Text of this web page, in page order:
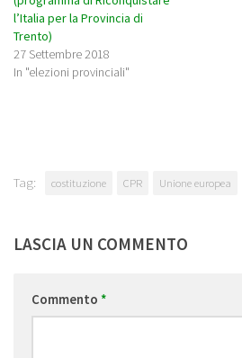
l’Italia per la Provincia di
Trento)
27 Settembre 2018
In "elezioni provinciali"
Tag: costituzione CPR Unione europea
LASCIA UN COMMENTO
Commento *